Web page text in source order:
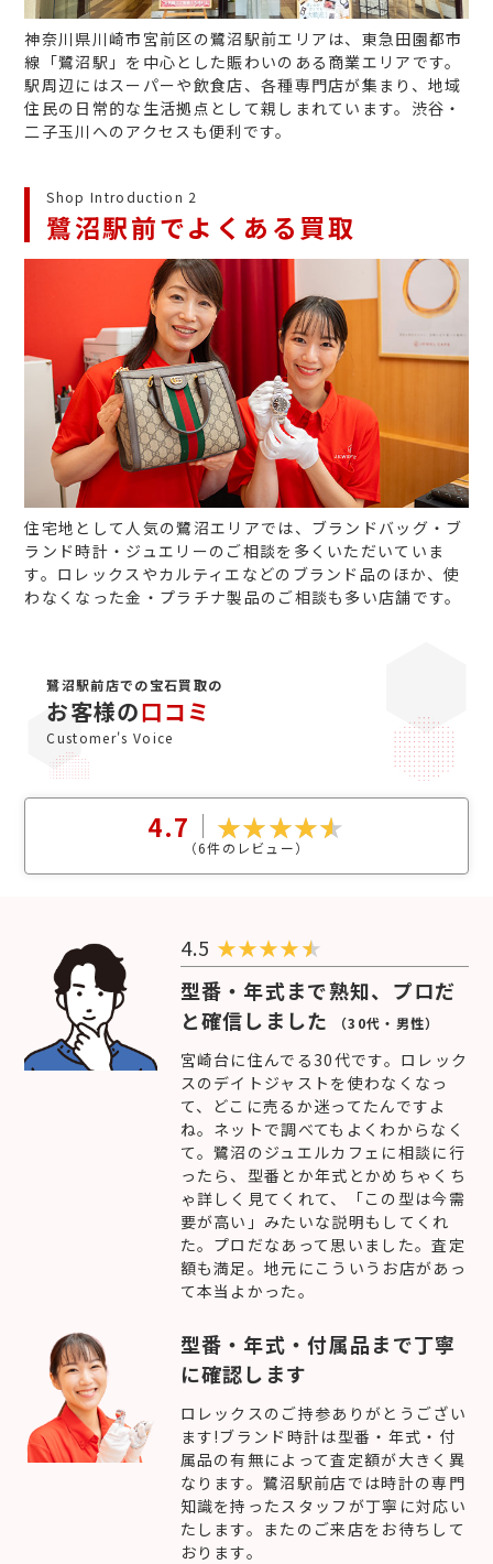
神奈川県川崎市宮前区の鷺沼駅前エリアは、東急田園都市
線「鷺沼駅」を中心とした賑わいのある商業エリアです。
駅周辺にはスーパーや飲食店、各種専門店が集まり、地域
住民の日常的な生活拠点として親しまれています。渋谷・
二子玉川へのアクセスも便利です。
Shop Introduction 2
鷺沼駅前でよくある買取
住宅地として人気の鷺沼エリアでは、ブランドバッグ・ブ
ランド時計・ジュエリーのご相談を多くいただいていま
す。ロレックスやカルティエなどのブランド品のほか、使
わなくなった金・プラチナ製品のご相談も多い店舗です。
鷺沼駅前店での宝石買取の
お客様の口コミ
Customer's Voice
4.7
（6件のレビュー）
4.5 ★★★★
型番・年式まで熟知、プロだ
と確信しました
（30代・男性）
宮崎台に住んでる30代です。ロレック
スのデイトジャストを使わなくなっ
て、どこに売るか迷ってたんですよ
ね。ネットで調べてもよくわからなく
て。鷺沼のジュエルカフェに相談に行
ったら、型番とか年式とかめちゃくち
ゃ詳しく見てくれて、「この型は今需
要が高い」みたいな説明もしてくれ
た。プロだなあって思いました。査定
額も満足。地元にこういうお店があっ
て本当よかった。
型番・年式・付属品まで丁寧
に確認します
ロレックスのご持参ありがとうござい
ます!ブランド時計は型番・年式・付
属品の有無によって査定額が大きく異
なります。鷺沼駅前店では時計の専門
知識を持ったスタッフが丁寧に対応い
たします。またのご来店をお待ちして
おります。